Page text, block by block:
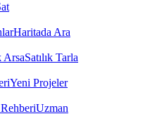
Haritada Ara
ArsaSatılık Tarla
Yeni Projeler
Uzman